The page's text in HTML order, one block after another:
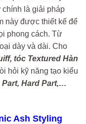
chính là giải pháp
này được thiết kế để
phong cách. Từ
dày và dài. Cho
tóc Textured Hàn
hỏi kỹ năng tạo kiểu
Hard Part,…
Ash Styling